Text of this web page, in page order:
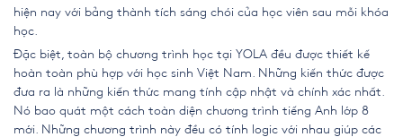
hiện nay với bảng thành tích sáng chói của học viên sau mỗi khóa
học.
Đặc biệt, toàn bộ chương trình học tại YOLA đều được thiết kế
hoàn toàn phù hợp với học sinh Việt Nam. Những kiến thức được
đưa ra là những kiến thức mang tính cập nhật và chính xác nhất.
Nó bao quát một cách toàn diện chương trình tiếng Anh lớp 8
mới . Những chương trình này đều có tính logic với nhau giúp các